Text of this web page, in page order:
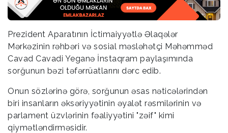
Prezident Aparatının İctimaiyyətlə Əlaqələr
Mərkəzinin rəhbəri və sosial məsləhətçi Məhəmməd
Cavad Cavadi Yeganə İnstaqram paylaşımında
sorğunun bəzi təfərrüatlarını dərc edib.
Onun sözlərinə görə, sorğunun əsas nəticələrindən
biri insanların əksəriyyətinin əyalət rəsmilərinin və
parlament üzvlərinin fəaliyyətini "zəif" kimi
qiymətləndirməsidir.